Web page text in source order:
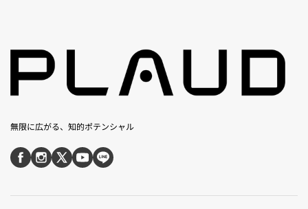
無限に広がる、知的ポテンシャル